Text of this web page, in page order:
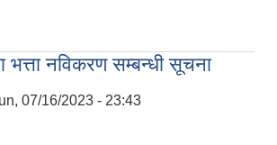
दरभाउपत्र आव्हानको सूचना
भत्ता नविकरण सम्बन्धी सूचना
07/16/2023 - 23:43